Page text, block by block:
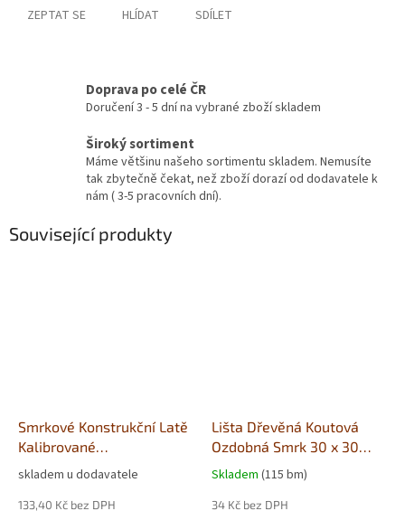
ZEPTAT SE HLÍDAT SDÍLET
Doprava po celé ČR
Doručení 3 - 5 dní na vybrané zboží skladem
Široký sortiment
Máme většinu našeho sortimentu skladem. Nemusíte
tak zbytečně čekat, než zboží dorazí od dodavatele k
nám ( 3-5 pracovních dní).
Související produkty
Smrkové Konstrukční Latě
Kalibrované
40x60x4000mm
skladem u dodavatele
133,40 Kč bez DPH
Lišta Dřevěná Koutová
Ozdobná Smrk 30 x 30
mm
Skladem (115 bm)
34 Kč bez DPH